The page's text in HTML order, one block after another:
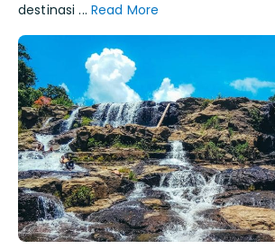
destinasi ... Read More